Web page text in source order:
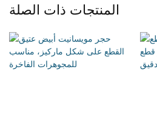
المنتجات ذات الصلة